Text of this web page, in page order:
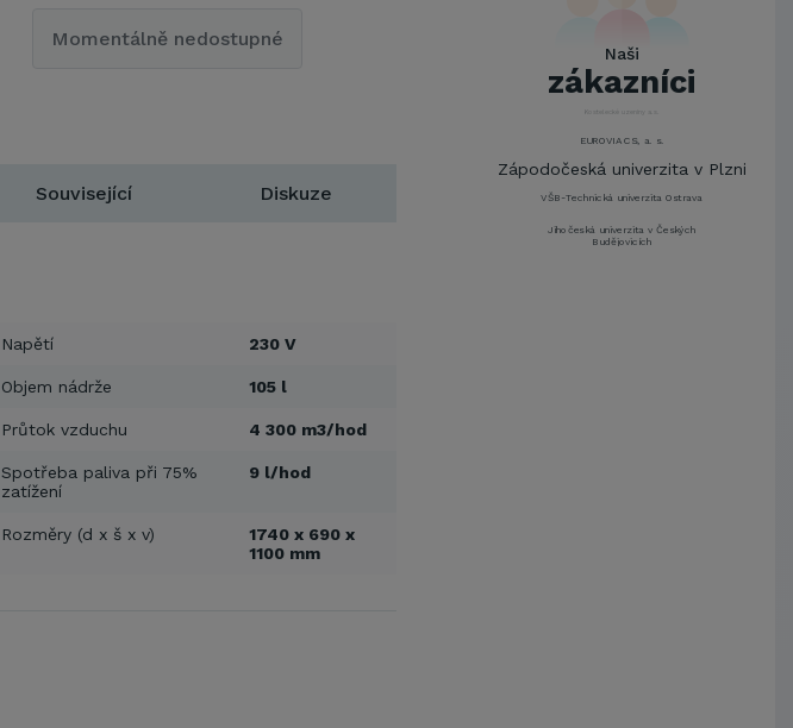
Momentálně nedostupné
Související Diskuze
Napětí 230 V
Objem nádrže 105 l
Průtok vzduchu 4 300 m3/hod
Spotřeba paliva při 75%
zatížení
9 l/hod
Rozměry (d x š x v)
1740 x 690 x
1100 mm
Naši
zákazníci
Brně,Správa kolejí a menz
Arcibiskupství pražské
Kostelecké uzeniny a.s.
EUROVIA CS, a. s.
Zápodočeská univerzita v Plzni
VŠB-Technická univerzita Ostrava
Jihočeská univerzita v Českých
Budějovicích